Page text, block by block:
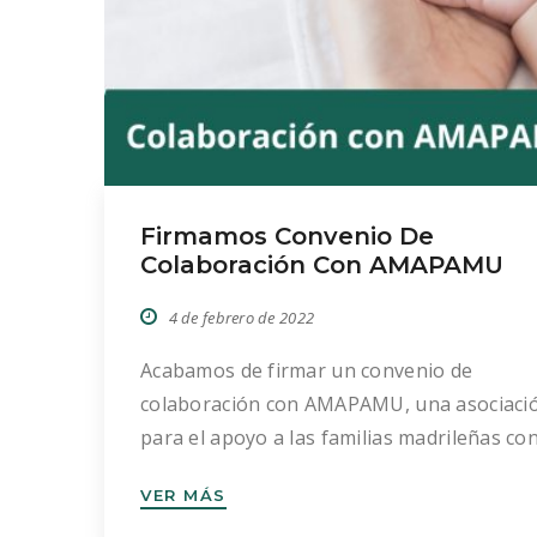
Firmamos Convenio De
Colaboración Con AMAPAMU
4 de febrero de 2022
Acabamos de firmar un convenio de
colaboración con AMAPAMU, una
para el apoyo a las familias madrileñas con
múltiple o a la vez. Gracias a la firma de este
VER MÁS